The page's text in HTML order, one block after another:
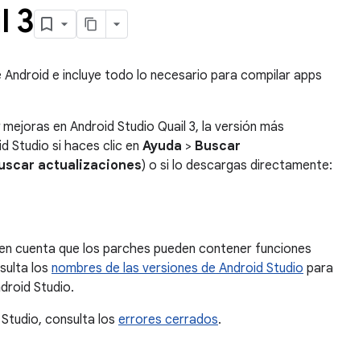
3
e incluye todo lo necesario para compilar apps
en Android Studio Quail 3, la versión más
Studio si haces clic en Ayuda > Buscar
actualizaciones) o si lo descargas directamente:
cuenta que los parches pueden contener funciones
los nombres de las versiones de Android Studio para
Studio.
consulta los errores cerrados.